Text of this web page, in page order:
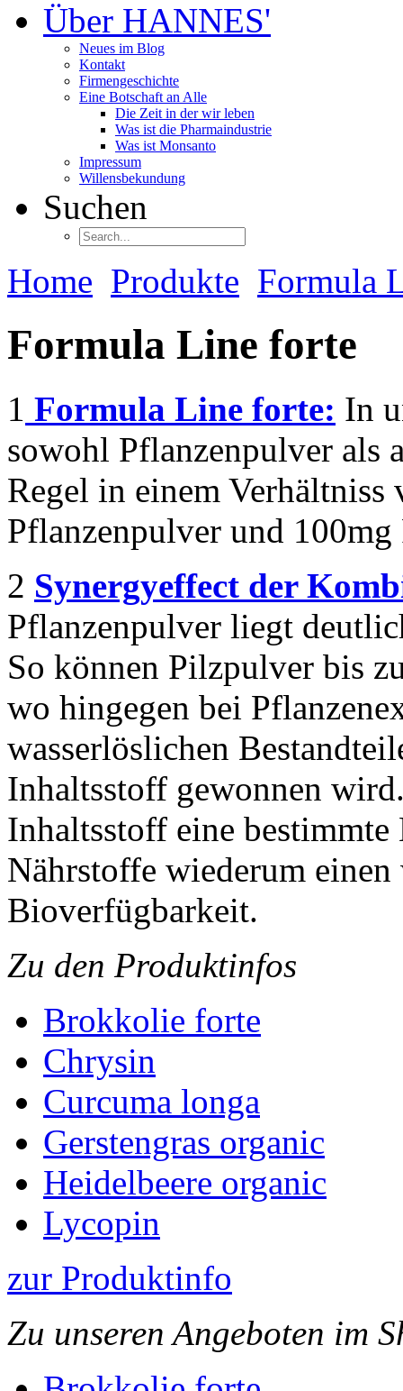
Über HANNES'
Neues im Blog
Kontakt
Firmengeschichte
Eine Botschaft an Alle
Die Zeit in der wir leben
Was ist die Pharmaindustrie
Was ist Monsanto
Impressum
Willensbekundung
Suchen
Home Produkte Formula
Formula Line forte
1 Formula Line forte: In
sowohl Pflanzenpulver als
Regel in einem
Pflanzenpulver und 100mg
2 Synergyeffect der
Pflanzenpulver liegt
So können Pilzpulver bis
wo hingegen bei
wasserlöslichen
Inhaltsstoff gewonnen
Inhaltsstoff eine
Nährstoffe wiederum
Bioverfügbarkeit.
Zu den Produktinfos
Brokkolie forte
Chrysin
Curcuma longa
Gerstengras organic
Heidelbeere organic
Lycopin
zur Produktinfo
Zu unseren Angeboten im